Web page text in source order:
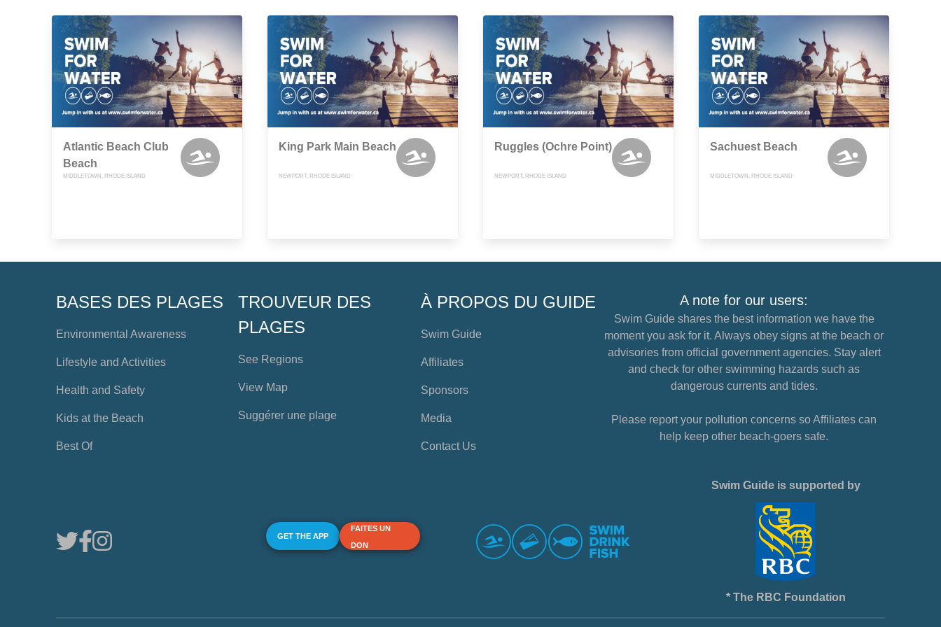
Atlantic Beach Club
Beach
MIDDLETOWN, RHODE ISLAND
King Park Main Beach
NEWPORT, RHODE ISLAND
Ruggles (Ochre Point)
NEWPORT, RHODE ISLAND
Sachuest Beach
MIDDLETOWN, RHODE ISLAND
BASES DES PLAGES
Environmental Awareness
Lifestyle and Activities
Health and Safety
Kids at the Beach
Best Of
TROUVEUR DES
PLAGES
See Regions
View Map
Suggérer une plage
À PROPOS DU GUIDE
Swim Guide
Affiliates
Sponsors
Media
Contact Us
A note for our users:
Swim Guide shares the best information we have the
moment you ask for it. Always obey signs at the beach or
advisories from official government agencies. Stay alert
and check for other swimming hazards such as
dangerous currents and tides.
Please report your pollution concerns so Affiliates can
help keep other beach-goers safe.
GET THE APP
FAITES UN
DON
Swim Guide is supported by
* The RBC Foundation